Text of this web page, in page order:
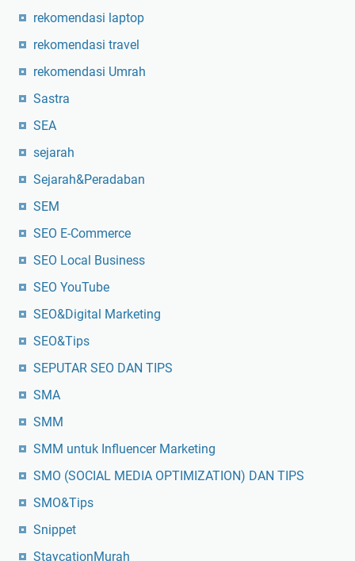
rekomendasi laptop
rekomendasi travel
rekomendasi Umrah
Sastra
SEA
sejarah
Sejarah&Peradaban
SEM
SEO E-Commerce
SEO Local Business
SEO YouTube
SEO&Digital Marketing
SEO&Tips
SEPUTAR SEO DAN TIPS
SMA
SMM
SMM untuk Influencer Marketing
SMO (SOCIAL MEDIA OPTIMIZATION) DAN TIPS
SMO&Tips
Snippet
StaycationMurah